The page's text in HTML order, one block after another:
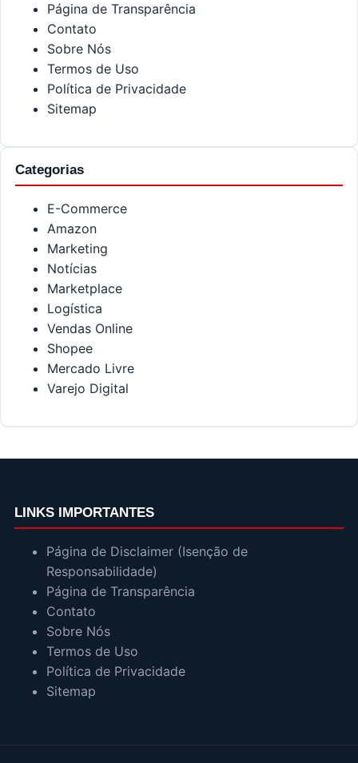
Página de Transparência
Contato
Sobre Nós
Termos de Uso
Política de Privacidade
Sitemap
Categorias
E-Commerce
Amazon
Marketing
Notícias
Marketplace
Logística
Vendas Online
Shopee
Mercado Livre
Varejo Digital
LINKS IMPORTANTES
Página de Disclaimer (Isenção de
Responsabilidade)
Página de Transparência
Contato
Sobre Nós
Termos de Uso
Política de Privacidade
Sitemap